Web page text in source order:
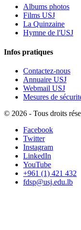
Albums photos
Films USJ
La Quinzaine
Hymne de l'USJ
Infos pratiques
Contactez-nous
Annuaire USJ
Webmail USJ
Mesures de
© 2026 - Tous droits
Facebook
Twitter
Instagram
LinkedIn
YouTube
+961 (1) 421 432
fdsp@usj.edu.lb